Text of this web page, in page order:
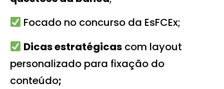
Focado no concurso da EsFCEx;
Dicas estratégicascom layout
personalizado para fixação do
conteúdo;